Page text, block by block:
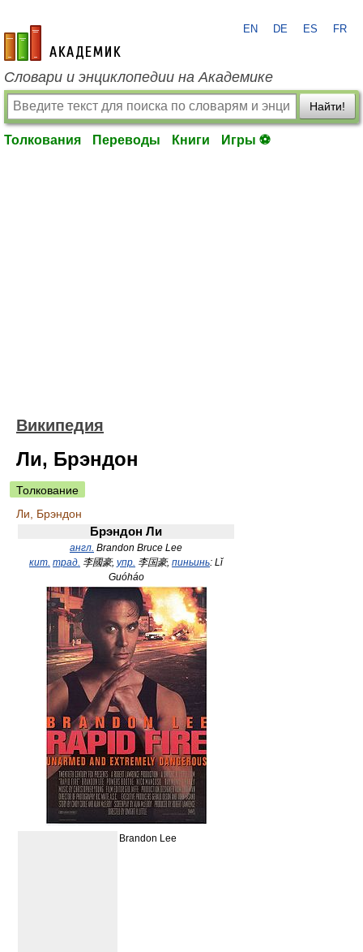
academic.ru
EN DE ES FR
Словари и энциклопедии на Академике
Найти!
Толкования Переводы Книги Игры ⚽
Википедия
Ли, Брэндон
Толкование
Ли, Брэндон
Брэндон Ли
англ. Brandon Bruce Lee
кит. трад. 李國豪, упр. 李国豪, пиньинь: Lǐ
Guóháo
Brandon Lee